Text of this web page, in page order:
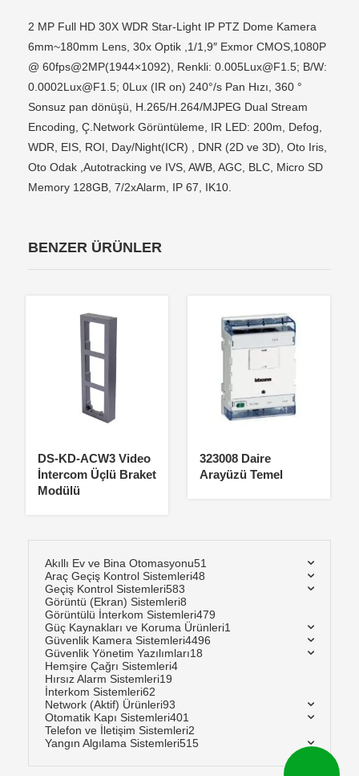
2 MP Full HD 30X WDR Star-Light IP PTZ Dome Kamera
6mm~180mm Lens, 30x Optik ,1/1,9″ Exmor CMOS,1080P
@ 60fps@2MP(1944×1092), Renkli: 0.005Lux@F1.5; B/W:
0.0002Lux@F1.5; 0Lux (IR on) 240°/s Pan Hızı, 360 °
Sonsuz pan dönüşü, H.265/H.264/MJPEG Dual Stream
Encoding, Ç.Network Görüntüleme, IR LED: 200m, Defog,
WDR, EIS, ROI, Day/Night(ICR) , DNR (2D ve 3D), Oto Iris,
Oto Odak ,Autotracking ve IVS, AWB, AGC, BLC, Micro SD
Memory 128GB, 7/2xAlarm, IP 67, IK10.
BENZER ÜRÜNLER
DS-KD-ACW3 Video
İntercom Üçlü Braket
Modülü
323008 Daire
Arayüzü Temel
Akıllı Ev ve Bina Otomasyonu51
Araç Geçiş Kontrol Sistemleri48
Geçiş Kontrol Sistemleri583
Görüntü (Ekran) Sistemleri8
Görüntülü İnterkom Sistemleri479
Güç Kaynakları ve Koruma Ürünleri1
Güvenlik Kamera Sistemleri4496
Güvenlik Yönetim Yazılımları18
Hemşire Çağrı Sistemleri4
Hırsız Alarm Sistemleri19
İnterkom Sistemleri62
Network (Aktif) Ürünleri93
Otomatik Kapı Sistemleri401
Telefon ve İletişim Sistemleri2
Yangın Algılama Sistemleri515